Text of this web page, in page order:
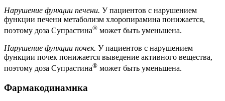
Нарушение функции печени. У пациентов с нарушением
функции печени метаболизм хлоропирамина понижается,
поэтому доза Супрастина® может быть уменьшена.
Нарушение функции почек. У пациентов с нарушением
функции почек понижается выведение активного вещества,
поэтому доза Супрастина® может быть уменьшена.
Фармакодинамика